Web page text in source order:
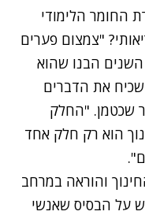
החומר הלימודי
"צמצום פערים
השנים הבנו שהוא
את הדברים
שכטמן. "החלק
הוא רק חלק אחד
והוראה במרחב
על הבסיס שאנשי